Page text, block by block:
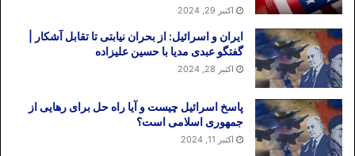
اکتبر 29, 2024
ایران و اسرائیل: از بحران نیابتی تا تقابل آشکار |
گفتگو عبدی مدیا با حسین علیزاده
اکتبر 28, 2024
پاسخ اسرائیل چیست و آیا راه حل برای رهایی از
جمهوری اسلامی است؟
اکتبر 11, 2024